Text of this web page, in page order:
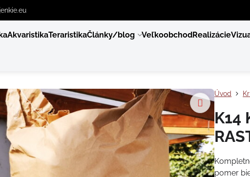
AkvaristikaTeraristikaČlánky/blog VeľkoobchodRealizácie
Úvod
K14
pomer